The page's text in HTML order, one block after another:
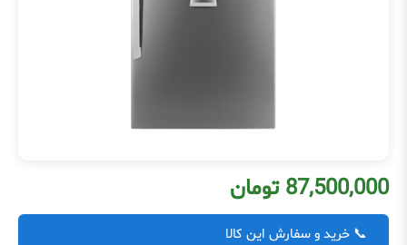
87,500,000 تومان
📞 خرید و سفارش این کالا